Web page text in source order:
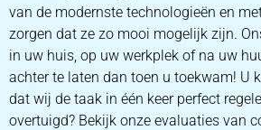
van de modernste technologieën en
zorgen dat ze zo mooi mogelijk zijn.
in uw huis, op uw werkplek of na uw
achter te laten dan toen u toekwam! U
dat wij de taak in één keer perfect
overtuigd? Bekijk onze evaluaties van